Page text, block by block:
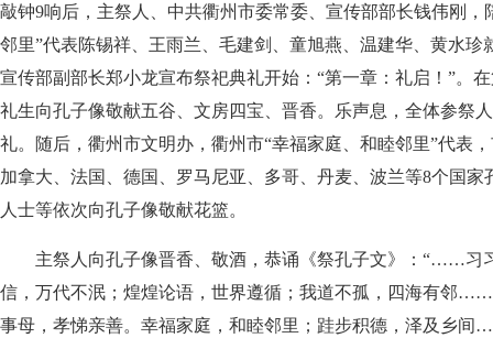
敲钟9响后，主祭人、中共衢州市委常委、宣传部部长钱伟刚，
邻里”代表陈锡祥、王雨兰、毛建剑、童旭燕、温建华、黄水珍
宣传部副部长郑小龙宣布祭祀典礼开始：“第一章：礼启！”。
礼生向孔子像敬献五谷、文房四宝、晋香。乐声息，全体参祭
礼。随后，衢州市文明办，衢州市“幸福家庭、和睦邻里”代表
加拿大、法国、德国、罗马尼亚、多哥、丹麦、波兰等8个国
人士等依次向孔子像敬献花篮。
主祭人向孔子像晋香、敬酒，恭诵《祭孔子文》：“……习
信，万代不泯；煌煌论语，世界遵循；我道不孤，四海有邻
事母，孝悌亲善。幸福家庭，和睦邻里；跬步积德，泽及乡间